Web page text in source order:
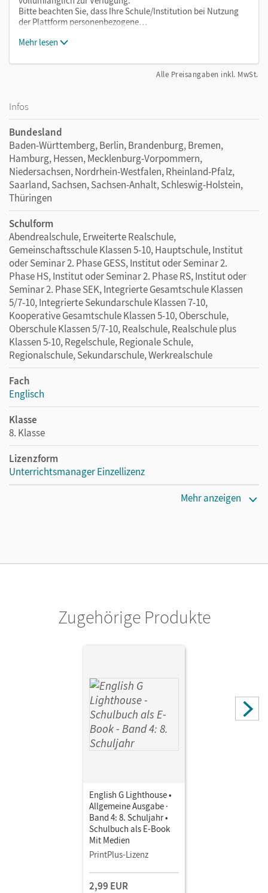
Bitte beachten Sie, dass Ihre Schule/Institution bei Nutzung
der Plattform personenbezogene…
Mehr lesen
Alle Preisangaben inkl. MwSt.
Infos
Bundesland
Baden-Württemberg, Berlin, Brandenburg, Bremen,
Hamburg, Hessen, Mecklenburg-Vorpommern,
Niedersachsen, Nordrhein-Westfalen, Rheinland-Pfalz,
Saarland, Sachsen, Sachsen-Anhalt, Schleswig-Holstein,
Thüringen
Schulform
Abendrealschule, Erweiterte Realschule,
Gemeinschaftsschule Klassen 5-10, Hauptschule, Institut
oder Seminar 2. Phase GESS, Institut oder Seminar 2.
Phase HS, Institut oder Seminar 2. Phase RS, Institut oder
Seminar 2. Phase SEK, Integrierte Gesamtschule Klassen
5/7-10, Integrierte Sekundarschule Klassen 7-10,
Kooperative Gesamtschule Klassen 5-10, Oberschule,
Oberschule Klassen 5/7-10, Realschule, Realschule plus
Klassen 5-10, Regelschule, Regionale Schule,
Regionalschule, Sekundarschule, Werkrealschule
Fach
Englisch
Klasse
8. Klasse
Lizenzform
Unterrichtsmanager Einzellizenz
Unterrichtsmanagers solange das Lehrwerk erhältlich ist.
Mehr anzeigen
Zugehörige Produkte
English G Lighthouse •
Allgemeine Ausgabe ·
Band 4: 8. Schuljahr •
Schulbuch als E-Book
Mit Medien
PrintPlus-Lizenz
2,99 EUR